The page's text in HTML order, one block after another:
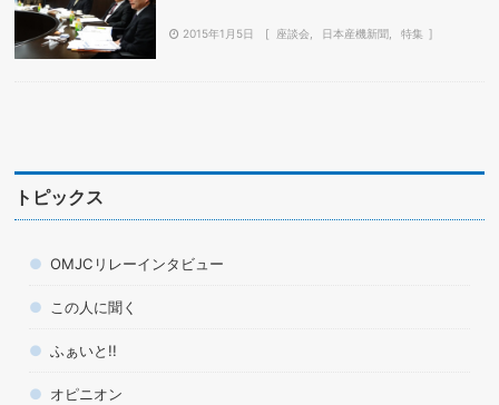
2015年1月5日 座談会 日本産機新聞 特集
トピックス
OMJCリレーインタビュー
この人に聞く
ふぁいと!!
オピニオン